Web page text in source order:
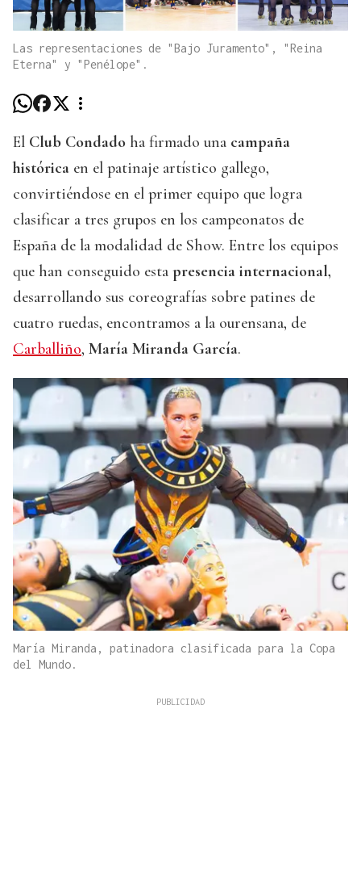
Las representaciones de "Bajo Juramento", "Reina
Eterna" y "Penélope".
El Club Condado ha firmado una campaña
histórica en el patinaje artístico gallego,
convirtiéndose en el primer equipo que logra
clasificar a tres grupos en los campeonatos de
España de la modalidad de Show. Entre los equipos
que han conseguido esta presencia internacional,
desarrollando sus coreografías sobre patines de
cuatro ruedas, encontramos a la ourensana, de
Carballiño, María Miranda García.
María Miranda, patinadora clasificada para la Copa
del Mundo.